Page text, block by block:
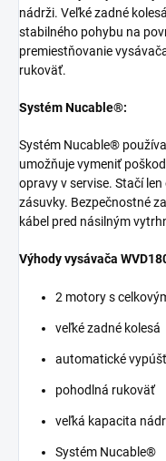
nádrži. Veľké zadné
stabilného pohybu na
premiestňovanie
rukoväť.
Systém Nucable®:
Systém Nucable®
umožňuje vymeniť
opravy v servise. Stačí
zásuvky. Bezpečnostné
kábel pred násilným
Výhody vysávača
2 motory s
veľké zadné kolesá
automatické
pohodlná rukoväť
veľká kapacita
Systém Nucable®